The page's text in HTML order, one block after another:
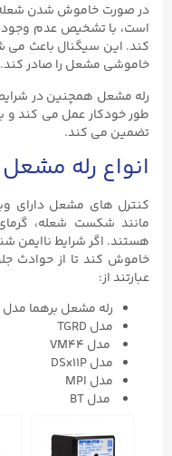
در صورت خاموش شدن
است، با تشخیص عدم وجود
کند. این سیگنال باعث می‌
خاموشی مشعل را صادر کند.
رله مشعل همچنین در
طور خودکار عمل می‌ کند و
تضمین می‌ کند.
انواع رله
کنترل های مشعل دارای
مانند شکست شعله،
هستند. اگر شرایط ناایمن
عبارتند از:
رله مشعل برهما مدل ND
مدل TGRD
مدل VM44
مدل DSx11P
مدل MPI
مدل BT